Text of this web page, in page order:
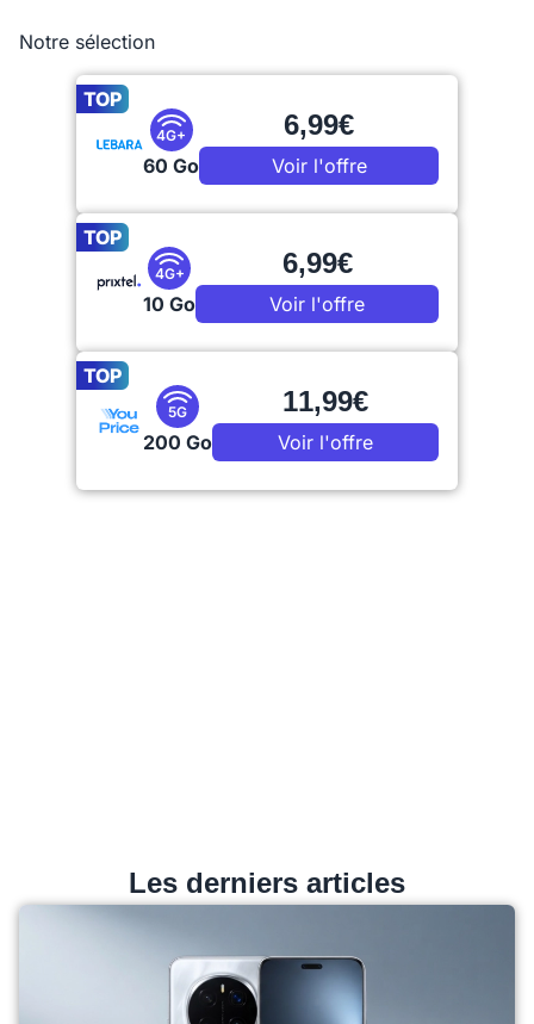
Notre sélection
TOP
4G+
60 Go
6,99€
Voir l'offre
TOP
4G+
10 Go
6,99€
Voir l'offre
TOP
5G
200 Go
11,99€
Voir l'offre
Les derniers articles